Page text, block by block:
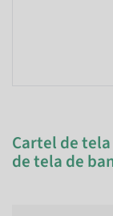
Cartel de
de tela de